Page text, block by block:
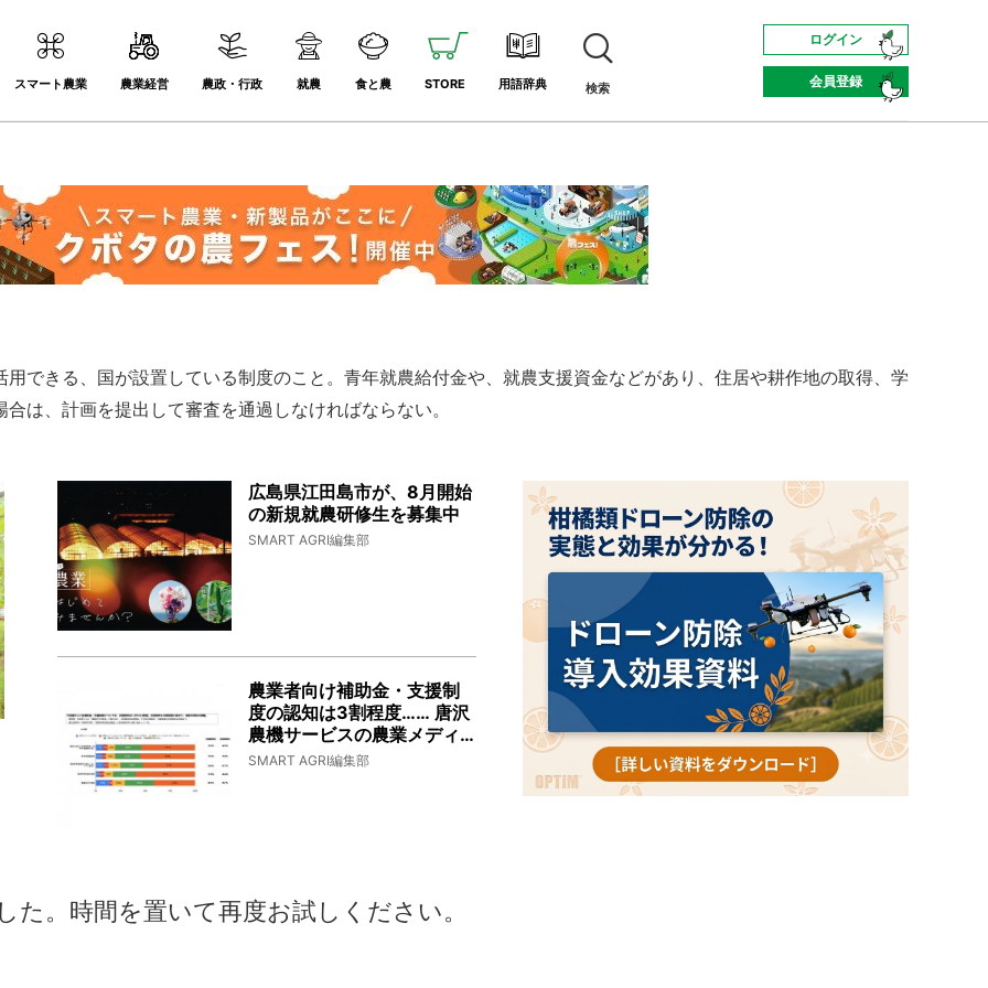
スマート農業 農業経営 農政・行政 就農 食と農 STORE 用語辞典 検索
ログイン
会員登録
できる、国が設置している制度のこと。青年就農給付金や、就農支援資金などがあり、住居や耕作地の取得、学
は、計画を提出して審査を通過しなければならない。
広島県江田島市が、8月開始
の新規就農研修生を募集中
SMART AGRI編集部
農業者向け補助金・支援制
度の認知は3割程度…… 唐沢
農機サービスの農業メディ
ア「TSUCHIKAU」で公表
SMART AGRI編集部
。時間を置いて再度お試しください。